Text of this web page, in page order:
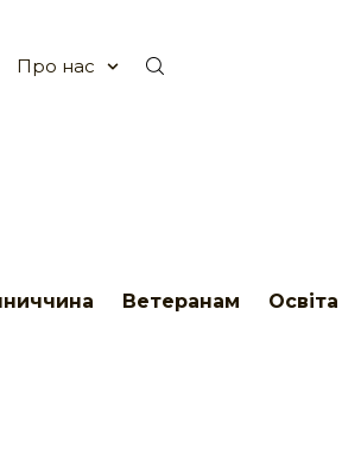
Про нас
Ветеранам Освіта